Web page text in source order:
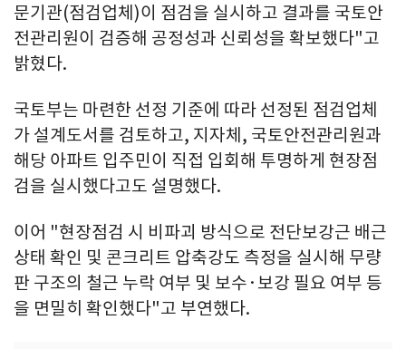
문기관(점검업체)이 점검을 실시하고 결과를 국토안
전관리원이 검증해 공정성과 신뢰성을 확보했다"고
밝혔다.
국토부는 마련한 선정 기준에 따라 선정된 점검업체
가 설계도서를 검토하고, 지자체, 국토안전관리원과
해당 아파트 입주민이 직접 입회해 투명하게 현장점
검을 실시했다고도 설명했다.
이어 "현장점검 시 비파괴 방식으로 전단보강근 배근
상태 확인 및 콘크리트 압축강도 측정을 실시해 무량
판 구조의 철근 누락 여부 및 보수·보강 필요 여부 등
을 면밀히 확인했다"고 부연했다.